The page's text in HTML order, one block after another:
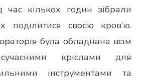
час кількох годин зібрали
поділитися своєю кров’ю.
була обладнана всім
кріслами для
інструментами та